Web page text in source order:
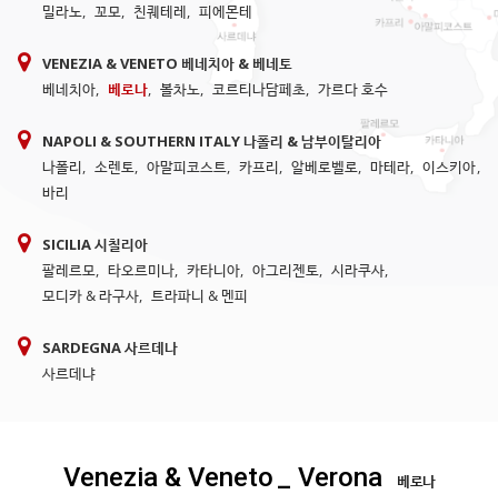
밀라노, 꼬모, 친퀘테레, 피에몬테
VENEZIA & VENETO 베네치아 & 베네토
베네치아, 베로나, 볼차노, 코르티나담페초, 가르다 호수
NAPOLI & SOUTHERN ITALY 나폴리 & 남부이탈리아
나폴리, 소렌토, 아말피코스트, 카프리, 알베로벨로, 마테라, 이스키아,
바리
SICILIA 시칠리아
팔레르모, 타오르미나, 카타니아, 아그리젠토, 시라쿠사,
모디카 & 라구사, 트라파니 & 멘피
SARDEGNA 사르데나
사르데냐
Venezia & Veneto_ Verona 베로나